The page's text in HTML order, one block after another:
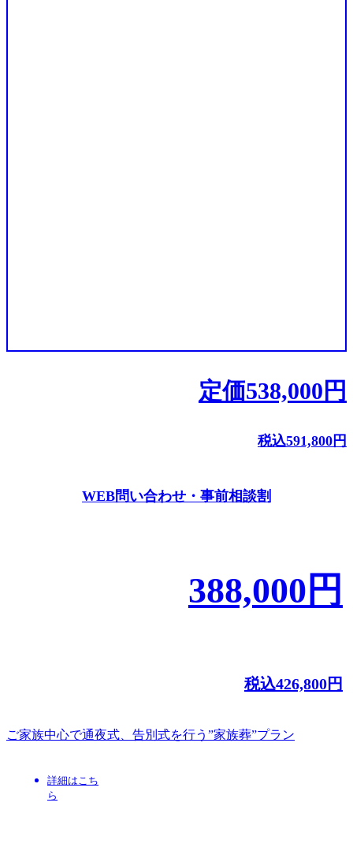
定価538,000 円
税込591,800 円
WEB問い合わせ・事前相談割
388,000 円
税込426,800円
ご家族中心で通夜式、告別式を行う”家族葬”プラン
詳細はこち
ら